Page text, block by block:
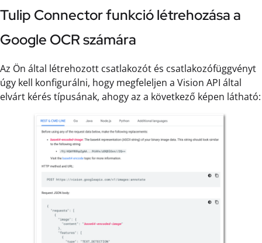
Tulip Connector funkció létrehozása a
Google OCR számára
Az Ön által létrehozott csatlakozót és csatlakozófüggvényt
úgy kell konfigurálni, hogy megfeleljen a Vision API által
elvárt kérés típusának, ahogy az a következő képen látható: